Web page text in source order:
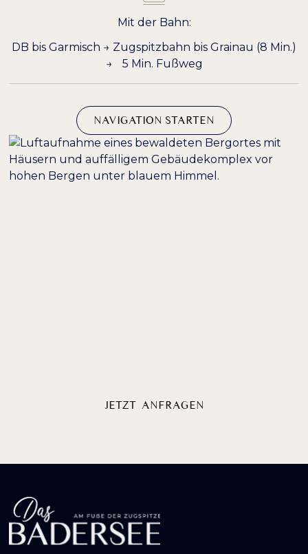
Mit der Bahn:
DB bis Garmisch → Zugspitzbahn bis Grainau (8 Min.)
→ 5 Min. Fußweg
NAVIGATION STARTEN
JETZT ANFRAGEN